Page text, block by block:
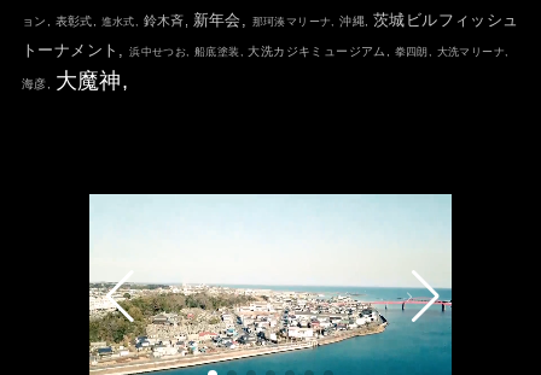
ョン, 表彰式, 進水式, 鈴木斉, 新年会, 那珂湊マリーナ,沖縄, 茨城ビルフィッシュ
トーナメント,浜中せつお, 船底塗装,大洗カジキミュージアム, 拳四朗, 大洗マリーナ,
海彦, 大魔神,